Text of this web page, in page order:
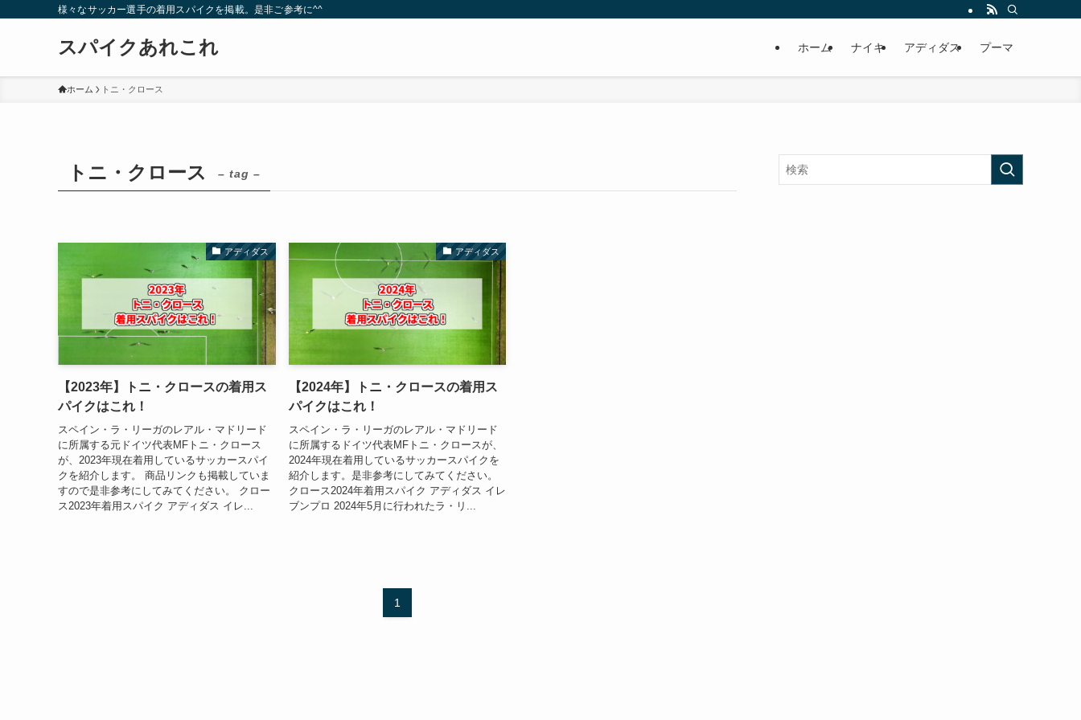
様々なサッカー選手の着用スパイクを掲載。是非ご参考に^^
スパイクあれこれ ホーム ナイキ アディダス プーマ
ホーム トニ・クロース
トニ・クロース – tag –
アディダス
【2023年】トニ・クロースの着用ス
パイクはこれ！
スペイン・ラ・リーガのレアル・マドリード
に所属する元ドイツ代表MFトニ・クロース
が、2023年現在着用しているサッカースパイ
クを紹介します。 商品リンクも掲載していま
すので是非参考にしてみてください。 クロー
ス2023年着用スパイク アディダス イレ...
アディダス
【2024年】トニ・クロースの着用ス
パイクはこれ！
スペイン・ラ・リーガのレアル・マドリード
に所属するドイツ代表MFトニ・クロースが、
2024年現在着用しているサッカースパイクを
紹介します。是非参考にしてみてください。
クロース2024年着用スパイク アディダス イレ
ブンプロ 2024年5月に行われたラ・リ...
1